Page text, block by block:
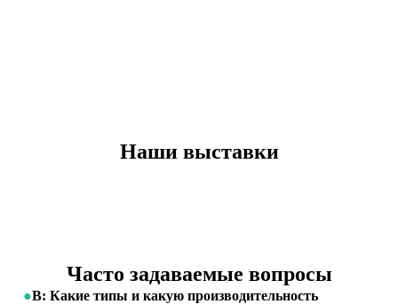
Наши выставки
Часто задаваемые вопросы
●В: Какие типы и какую производительность